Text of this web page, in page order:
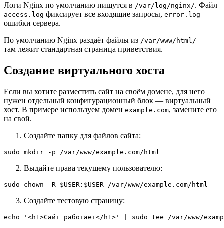
Логи Nginx по умолчанию пишутся в /var/log/nginx/. Файл
access.log фиксирует все входящие запросы, error.log —
ошибки сервера.
По умолчанию Nginx раздаёт файлы из /var/www/html/ —
там лежит стандартная страница приветствия.
Создание виртуального хоста
Если вы хотите разместить сайт на своём домене, для него
нужен отдельный конфигурационный блок — виртуальный
хост. В примере используем домен example.com, замените его
на свой.
Создайте папку для файлов сайта:
Выдайте права текущему пользователю:
Создайте тестовую страницу: